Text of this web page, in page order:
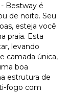
Bestway é
de noite. Seu
esteja você
praia. Esta
levando
camada única,
boa
estrutura de
fogo com